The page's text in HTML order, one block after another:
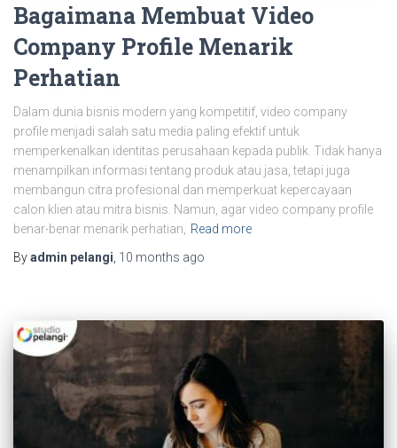
Bagaimana Membuat Video
Company Profile Menarik
Perhatian
Dalam dunia bisnis modern yang kompetitif, video company
profile menjadi salah satu media paling efektif untuk
memperkenalkan identitas perusahaan kepada publik. Tidak hanya
menampilkan informasi tentang produk atau jasa, tetapi juga
membangun citra profesional dan memperkuat kepercayaan
calon klien atau mitra bisnis. Namun, agar video company profile
benar-benar menarik perhatian, Read more
Byadmin pelangi, 10 months ago